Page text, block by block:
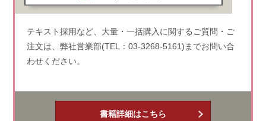
テキスト採用など、大量・一括購入に関するご質問・ご
注文は、弊社営業部(TEL：03-3268-5161)までお問い合
わせください。
書籍詳細はこちら